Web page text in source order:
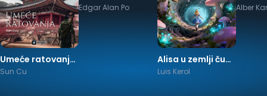
Umeće ratovanja M
Sun Cu
Edgar Alan Po
Alisa u zemlji čuda
Luis Kerol
Alber